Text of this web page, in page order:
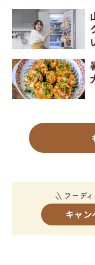
キャン